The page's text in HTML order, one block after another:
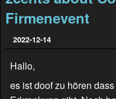
Firmenevent
2022-12-14
Hallo,
es ist doof zu hören